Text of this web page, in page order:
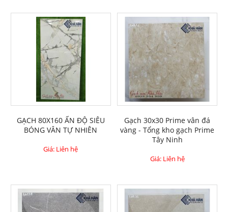
GẠCH 80X160 ẤN ĐỘ SIÊU
BÓNG VÂN TỰ NHIÊN
Giá: Liên hệ
Gạch 30x30 Prime vân đá
vàng - Tổng kho gạch Prime
Tây Ninh
Giá: Liên hệ